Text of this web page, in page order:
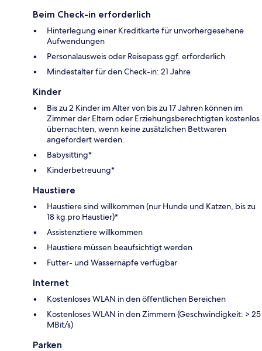
Beim Check-in erforderlich
Hinterlegung einer Kreditkarte für unvorhergesehene
Aufwendungen
Personalausweis oder Reisepass ggf. erforderlich
Mindestalter für den Check-in: 21 Jahre
Kinder
Bis zu 2 Kinder im Alter von bis zu 17 Jahren können im
Zimmer der Eltern oder Erziehungsberechtigten kostenlos
übernachten, wenn keine zusätzlichen Bettwaren
angefordert werden.
Babysitting*
Kinderbetreuung*
Haustiere
Haustiere sind willkommen (nur Hunde und Katzen, bis zu
18 kg pro Haustier)*
Assistenztiere willkommen
Haustiere müssen beaufsichtigt werden
Futter- und Wassernäpfe verfügbar
Internet
Kostenloses WLAN in den öffentlichen Bereichen
Kostenloses WLAN in den Zimmern (Geschwindigkeit: > 25
MBit/s)
Parken